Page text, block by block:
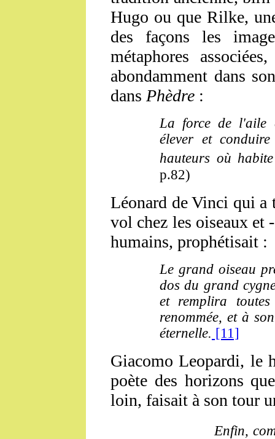
Hugo ou que Rilke,
des façons les
métaphores
abondamment dans
dans Phèdre :
La force de l'aile
élever et
hauteurs où
p.82)
Léonard de Vinci qui a
vol chez les oiseaux et
humains, prophétisait :
Le grand oiseau
dos du grand
et remplira
renommée, et à
éternelle. [11]
Giacomo Leopardi, le
poète des horizons
loin, faisait à son tour
Enfin,